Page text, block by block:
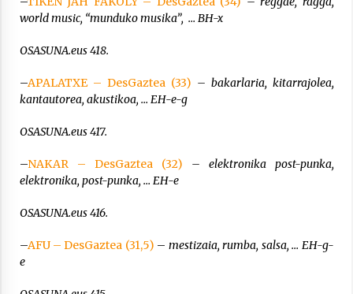
world music, “munduko musika”, … BH-x
OSASUNA.eus 418.
–APALATXE – DesGaztea (33) – bakarlaria, kitarrajolea,
kantautorea, akustikoa, … EH-e-g
OSASUNA.eus 417.
–NAKAR – DesGaztea (32)
– elektronika post-punka,
elektronika, post-punka, … EH-e
OSASUNA.eus 416.
–AFU – DesGaztea (31,5) – mestizaia, rumba, salsa, … EH-g-
e